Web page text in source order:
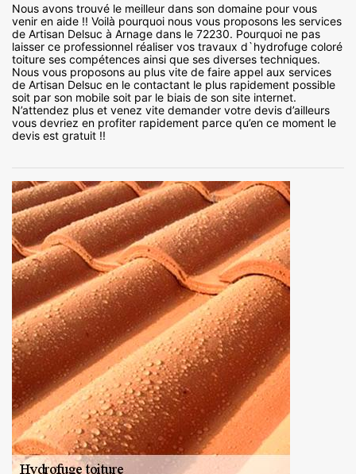
Nous avons trouvé le meilleur dans son domaine pour vous
venir en aide !! Voilà pourquoi nous vous proposons les services
de Artisan Delsuc à Arnage dans le 72230. Pourquoi ne pas
laisser ce professionnel réaliser vos travaux d`hydrofuge coloré
toiture ses compétences ainsi que ses diverses techniques.
Nous vous proposons au plus vite de faire appel aux services
de Artisan Delsuc en le contactant le plus rapidement possible
soit par son mobile soit par le biais de son site internet.
N’attendez plus et venez vite demander votre devis d’ailleurs
vous devriez en profiter rapidement parce qu’en ce moment le
devis est gratuit !!